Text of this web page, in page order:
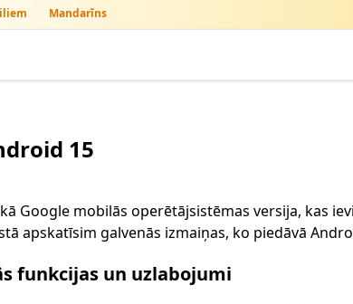
Mandarīns
15
Google mobilās operētājsistēmas versija, kas
apskatīsim galvenās izmaiņas, ko piedāvā
funkcijas un uzlabojumi